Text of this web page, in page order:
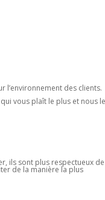
l’environnement des clients.
vous plaît le plus et nous le
ils sont plus respectueux de
de la manière la plus